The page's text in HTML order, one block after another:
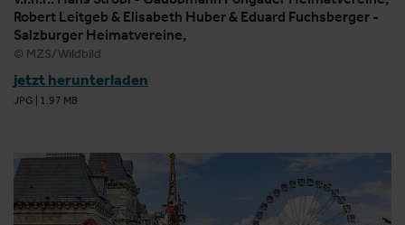
Robert Leitgeb & Elisabeth Huber & Eduard Fuchsberger -
Salzburger Heimatvereine,
© MZS/Wildbild
jetzt herunterladen
JPG 1.97 MB